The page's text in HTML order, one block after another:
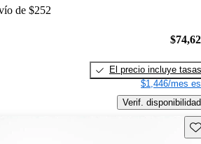
de $252
El precio incluye tasas
$1,446/mes
Verif. disponibilidad